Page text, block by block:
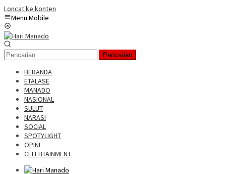
Loncat ke konten
Menu Mobile
Pencarian
BERANDA
ETALASE
MANADO
NASIONAL
SULUT
NARASI
SOCIAL
SPOTYLIGHT
OPINI
CELEBTAINMENT